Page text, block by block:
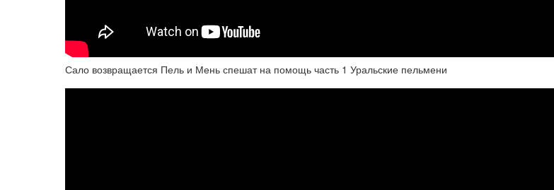
Сало возвращается Пель и Мень спешат на помощь часть 1 Уральские пельмени